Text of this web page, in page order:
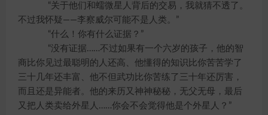
“关于他们和蠕微星人背后的交易，我就猜不透了。
不过我怀疑——李察威尔可能不是人类。”
“什么！你有什么证据？”
“没有证据……不过如果有一个六岁的孩子，他的智
商比你见过最聪明的人还高、他懂得的知识比你苦苦学了
三十几年还丰富、他不但武功比你苦练了三十年还厉害，
而且还是异能者。他的来历又神神秘秘，无父无母，最后
又把人类卖给外星人……你会不会觉得他是个外星人？”